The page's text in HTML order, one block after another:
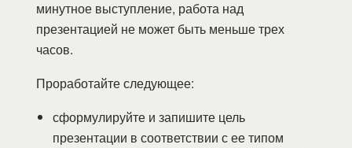
минутное выступление, работа над
презентацией не может быть меньше трех
часов.
Проработайте следующее:
сформулируйте и запишите цель
презентации в соответствии с ее типом